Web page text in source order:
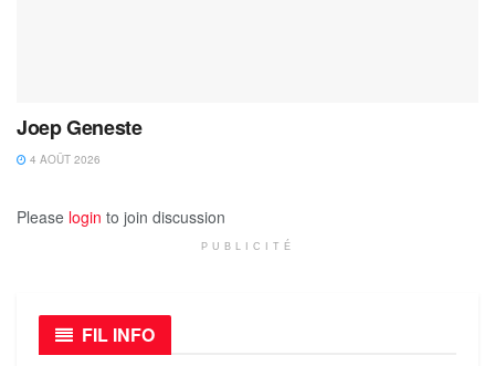
Joep Geneste
4 AOÛT 2026
Please login to join discussion
PUBLICITÉ
FIL INFO